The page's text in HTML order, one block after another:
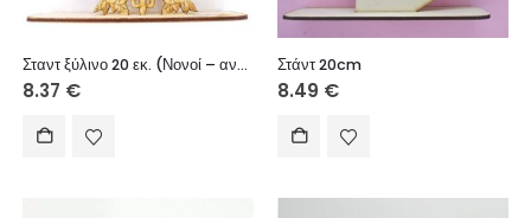
Σταντ ξύλινο 20 εκ. (Νονοί – αντράκι)
8.37 €
Στάντ 20cm
8.49 €